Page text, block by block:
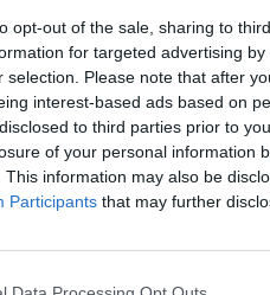
opt-out of the sale, sharing to
for targeted advertising
selection. Please note that after
interest-based ads based on
to third parties prior to
of your personal information
This information may also be
Participants that may further
Sport:
wielkiego finału (na
na rozstrzygnięcie
Cybulskiego, którzy w
AGO Esports,